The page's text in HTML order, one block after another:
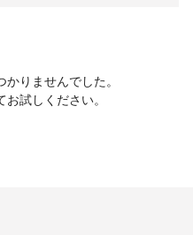
りませんでした。
試しください。